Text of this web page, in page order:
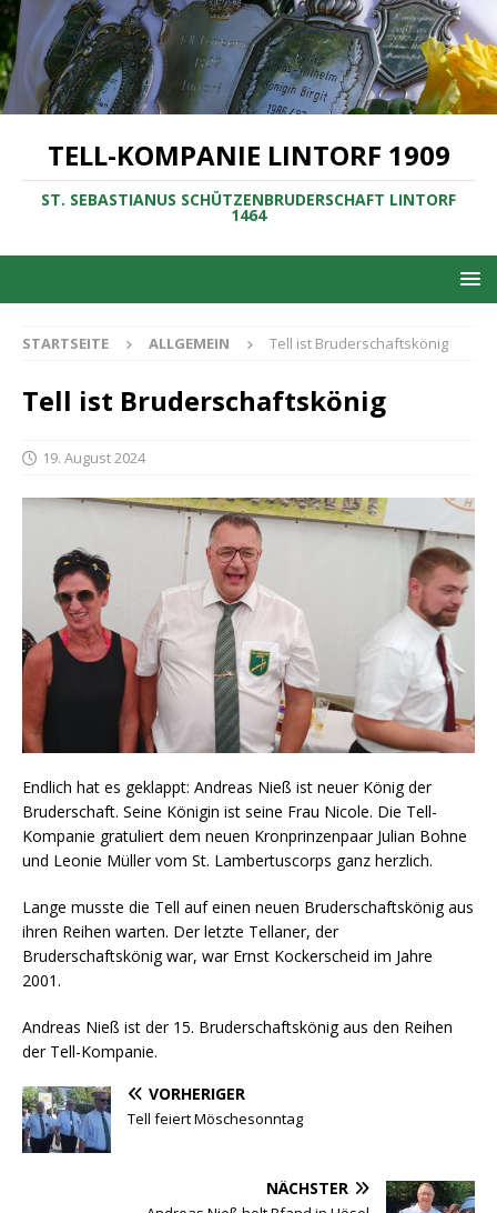
TELL-KOMPANIE LINTORF 1909
ST. SEBASTIANUS SCHÜTZENBRUDERSCHAFT LINTORF
1464
STARTSEITE ALLGEMEIN Tell ist Bruderschaftskönig
Tell ist Bruderschaftskönig
19. August 2024
Endlich hat es geklappt: Andreas Nieß ist neuer König der
Bruderschaft. Seine Königin ist seine Frau Nicole. Die Tell-
Kompanie gratuliert dem neuen Kronprinzenpaar Julian Bohne
und Leonie Müller vom St. Lambertuscorps ganz herzlich.
Lange musste die Tell auf einen neuen Bruderschaftskönig aus
ihren Reihen warten. Der letzte Tellaner, der
Bruderschaftskönig war, war Ernst Kockerscheid im Jahre
2001.
Andreas Nieß ist der 15. Bruderschaftskönig aus den Reihen
der Tell-Kompanie.
VORHERIGER
Tell feiert Möschesonntag
NÄCHSTER